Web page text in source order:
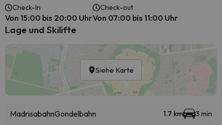
Check-In
Von 15:00 bis 20:00 Uhr
Check-out
Von 07:00 bis 11:00 Uhr
Lage und Skilifte
Siehe Karte
MadrisabahnGondelbahn 1.7 km 3 min